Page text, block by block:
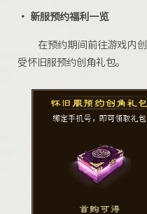
· 新服预约福利一览
在预约期间前往游戏内
受怀旧服预约创角礼包。